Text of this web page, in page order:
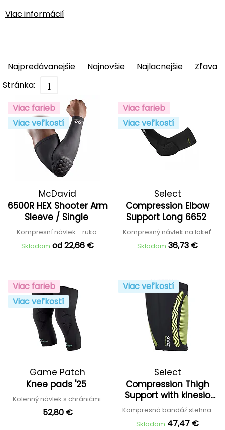
Viac informácií
Najpredávanejšie Najnovšie Najlacnejšie
Zľava
Stránka:
1
Viac farieb
Viac veľkostí
McDavid
6500R HEX Shooter Arm
Sleeve / Single
Kompresní návlek - ruka
Skladom od 22,66 €
Viac farieb
Viac veľkostí
Select
Compression Elbow
Support Long 6652
Kompresný návlek na lakeť
Skladom 36,73 €
Viac farieb
Viac veľkostí
Game Patch
Knee pads '25
Kolenný návlek s chráničmi
52,80 €
Viac veľkostí
Select
Compression Thigh
Support with kinesio
effect 6350
Kompresná bandáž stehna
Skladom 47,47 €